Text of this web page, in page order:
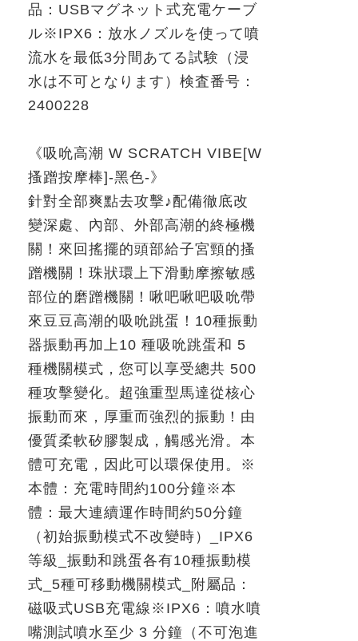
品： USBマグネット式充電ケーブ
ル※ IPX6 ：放水ノズルを使って噴
流水を最低3分間あてる試験（浸
水は不可となります）検査番号：
2400228
《吸吮高潮 W SCRATCH VIBE[W
搔蹭按摩棒]-黑色-》
針對全部爽點去攻擊♪配備徹底改
變深處、內部、外部高潮的終極機
關！來回搖擺的頭部給子宮頸的搔
蹭機關！珠狀環上下滑動摩擦敏感
部位的磨蹭機關！啾吧啾吧吸吮帶
來豆豆高潮的吸吮跳蛋！ 10種振動
器振動再加上 10 種吸吮跳蛋和 5
種機關模式，您可以享受總共 500
種攻擊變化。超強重型馬達從核心
振動而來，厚重而強烈的振動！由
優質柔軟矽膠製成，觸感光滑。本
體可充電，因此可以環保使用。 ※
本體：充電時間約100分鐘※本
體：最大連續運作時間約50分鐘
（初始振動模式不改變時）
_IPX6
等級
振動和跳蛋各有10種振動模
式 _5種可移動機關模式
附屬品：
磁吸式USB充電線 ※ IPX6 ：噴水噴
嘴測試噴水至少 3 分鐘（不可泡進